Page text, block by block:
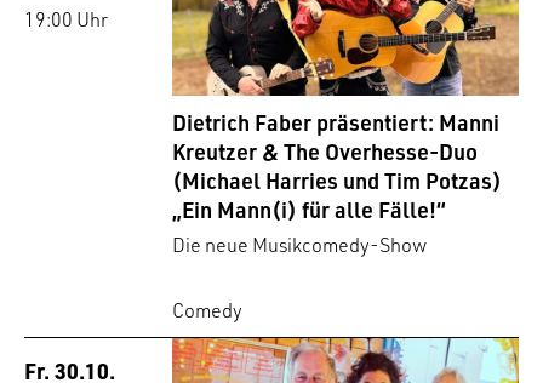
19:00 Uhr
Dietrich Faber präsentiert: Manni
Kreutzer & The Overhesse-Duo
(Michael Harries und Tim Potzas)
„Ein Mann(i) für alle Fälle!“
Die neue Musikcomedy-Show
Comedy
Fr. 30.10.